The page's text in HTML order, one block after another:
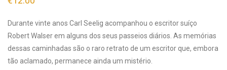
Durante vinte anos Carl Seelig acompanhou o escritor suíço
Robert Walser em alguns dos seus passeios diários. As memórias
dessas caminhadas são o raro retrato de um escritor que, embora
tão aclamado, permanece ainda um mistério.